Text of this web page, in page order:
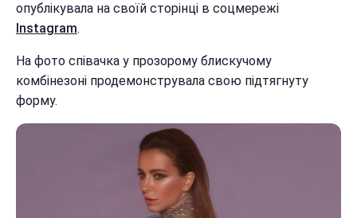
опублікувала на своїй сторінці в соцмережі
Instagram.
На фото співачка у прозорому блискучому
комбінезоні продемонструвала свою підтягнуту
форму.